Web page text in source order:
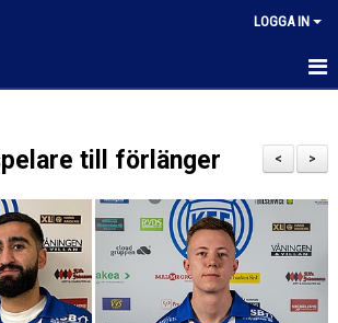
LOGGA IN
>
<
till förlänger